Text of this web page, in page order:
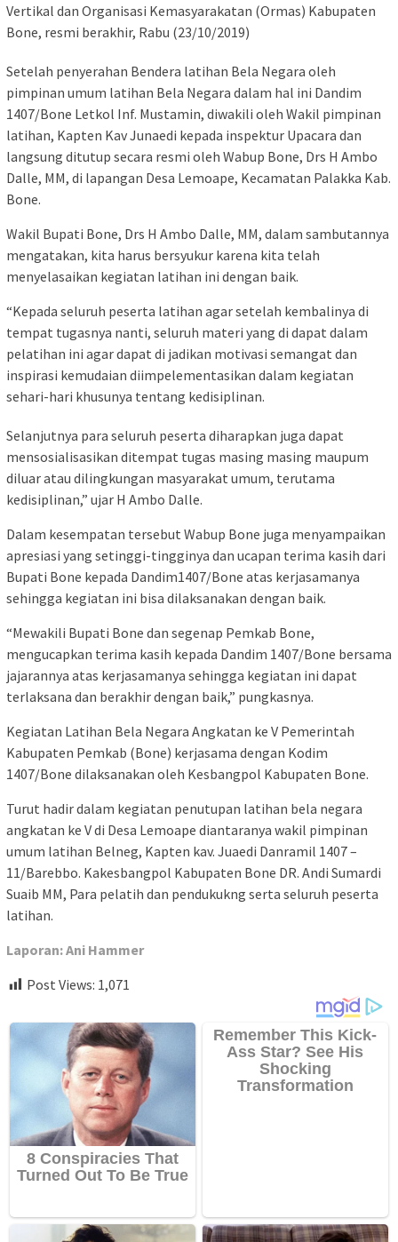
Vertikal dan Organisasi Kemasyarakatan (Ormas) Kabupaten
Bone, resmi berakhir, Rabu (23/10/2019)
Setelah penyerahan Bendera latihan Bela Negara oleh
pimpinan umum latihan Bela Negara dalam hal ini Dandim
1407/Bone Letkol Inf. Mustamin, diwakili oleh Wakil pimpinan
latihan, Kapten Kav Junaedi kepada inspektur Upacara dan
langsung ditutup secara resmi oleh Wabup Bone, Drs H Ambo
Dalle, MM, di lapangan Desa Lemoape, Kecamatan Palakka Kab.
Bone.
Wakil Bupati Bone, Drs H Ambo Dalle, MM, dalam sambutannya
mengatakan, kita harus bersyukur karena kita telah
menyelasaikan kegiatan latihan ini dengan baik.
“Kepada seluruh peserta latihan agar setelah kembalinya di
tempat tugasnya nanti, seluruh materi yang di dapat dalam
pelatihan ini agar dapat di jadikan motivasi semangat dan
inspirasi kemudaian diimpelementasikan dalam kegiatan
sehari-hari khusunya tentang kedisiplinan.
Selanjutnya para seluruh peserta diharapkan juga dapat
mensosialisasikan ditempat tugas masing masing maupum
diluar atau dilingkungan masyarakat umum, terutama
kedisiplinan,” ujar H Ambo Dalle.
Dalam kesempatan tersebut Wabup Bone juga menyampaikan
apresiasi yang setinggi-tingginya dan ucapan terima kasih dari
Bupati Bone kepada Dandim1407/Bone atas kerjasamanya
sehingga kegiatan ini bisa dilaksanakan dengan baik.
“Mewakili Bupati Bone dan segenap Pemkab Bone,
mengucapkan terima kasih kepada Dandim 1407/Bone bersama
jajarannya atas kerjasamanya sehingga kegiatan ini dapat
terlaksana dan berakhir dengan baik,” pungkasnya.
Kegiatan Latihan Bela Negara Angkatan ke V Pemerintah
Kabupaten Pemkab (Bone) kerjasama dengan Kodim
1407/Bone dilaksanakan oleh Kesbangpol Kabupaten Bone.
Turut hadir dalam kegiatan penutupan latihan bela negara
angkatan ke V di Desa Lemoape diantaranya wakil pimpinan
umum latihan Belneg, Kapten kav. Juaedi Danramil 1407 –
11/Barebbo. Kakesbangpol Kabupaten Bone DR. Andi Sumardi
Suaib MM, Para pelatih dan pendukukng serta seluruh peserta
latihan.
Laporan: Ani Hammer
Post Views: 1,071